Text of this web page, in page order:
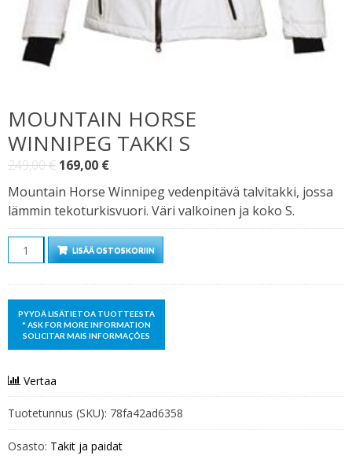
MOUNTAIN HORSE
WINNIPEG TAKKI S
249,00€ Alkuperäinen
hinta
oli:
249,00 €.
169,00 €Nykyinen
hinta
on:
169,00 €.
Mountain Horse Winnipeg vedenpitävä talvitakki, jossa
lämmin tekoturkisvuori. Väri valkoinen ja koko S.
Määrä LISÄÄ OSTOSKORIIN
Vertaa
Tuotetunnus (SKU): 78fa42ad6358
Osasto: Takit ja paidat